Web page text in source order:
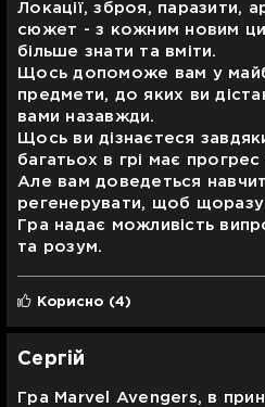
Локації, зброя, паразити,
сюжет - з кожним новим
більше знати та вміти.
Щось допоможе вам у
предмети, до яких ви
вами назавжди.
Щось ви дізнаєтеся
багатьох в грі має
Але вам доведеться
регенерувати, щоб щоразу
Гра надає можливість
та розум.
Корисно (4)
Сергій
Гра Marvel Avengers, в